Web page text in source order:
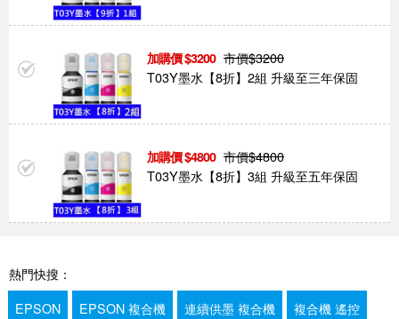
3200 市價$3200
T03Y墨水【8折】2組 升級至三年保固
4800 市價$4800
T03Y墨水【8折】3組 升級至五年保固
熱門快搜：
EPSON
EPSON 複合機 連續供墨 複合機 複合機 遙控